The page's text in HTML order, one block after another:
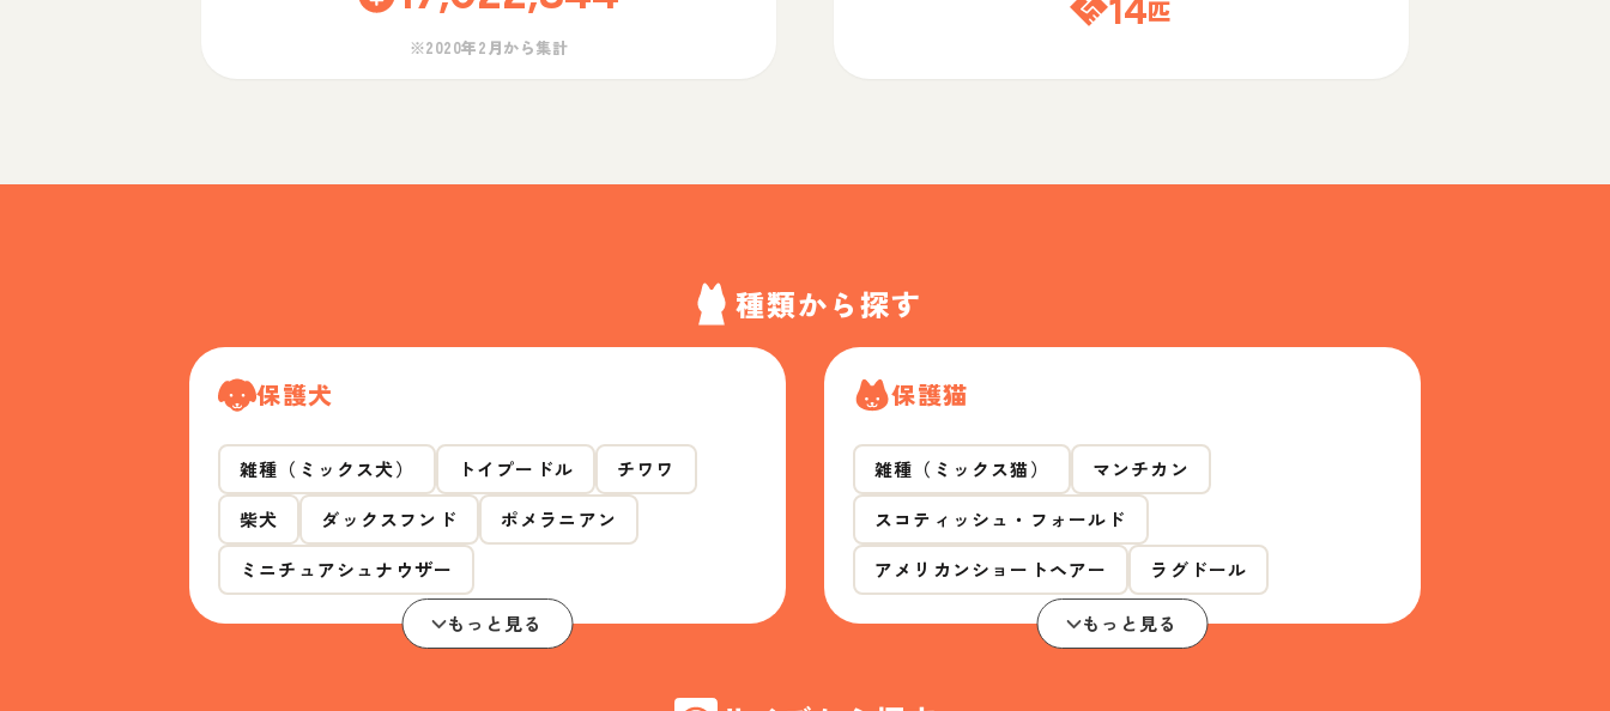
※2020年2月から集計
14匹
種類から探す
保護犬
雑種（ミックス犬） トイプードル
チワワ
柴犬
ダックスフンド
ポメラニアン
ミニチュアシュナウザー
もっと見る
保護猫
雑種（ミックス猫）
マンチカン
スコティッシュ・フォールド
アメリカンショートヘアー
ラグドール
もっと見る